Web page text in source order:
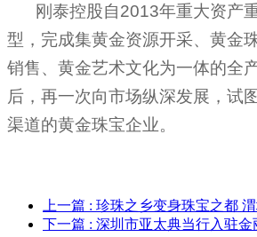
刚泰控股自2013年重大资产
型，完成集黄金资源开采、黄金
销售、黄金艺术文化为一体的全
后，再一次向市场纵深发展，试
渠道的黄金珠宝企业。
上一篇 : 珍珠之乡变身珠宝之都
下一篇 : 深圳市亚太典当行入驻